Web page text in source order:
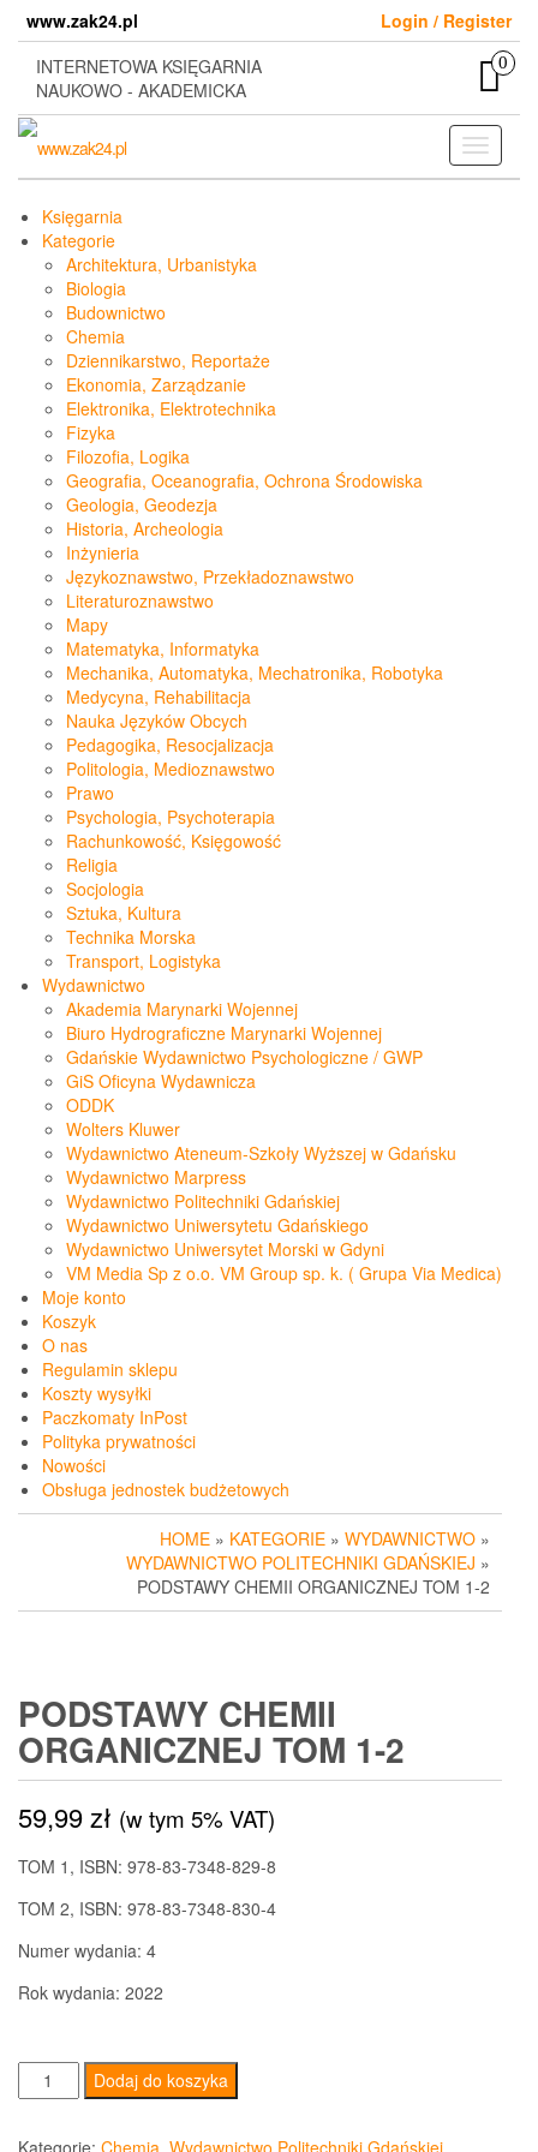
content
www.zak24.pl
Login / Register
INTERNETOWA KSIĘGARNIA
NAUKOWO - AKADEMICKA
0
Toggle
Księgarnia
Kategorie
Architektura, Urbanistyka
Biologia
Budownictwo
Chemia
Dziennikarstwo, Reportaże
Ekonomia, Zarządzanie
Elektronika, Elektrotechnika
Fizyka
Filozofia, Logika
Geografia, Oceanografia, Ochrona Środowiska
Geologia, Geodezja
Historia, Archeologia
Inżynieria
Językoznawstwo, Przekładoznawstwo
Literaturoznawstwo
Mapy
Matematyka, Informatyka
Mechanika, Automatyka, Mechatronika, Robotyka
Medycyna, Rehabilitacja
Nauka Języków Obcych
Pedagogika, Resocjalizacja
Politologia, Medioznawstwo
Prawo
Psychologia, Psychoterapia
Rachunkowość, Księgowość
Religia
Socjologia
Sztuka, Kultura
Technika Morska
Transport, Logistyka
Wydawnictwo
Akademia Marynarki Wojennej
Biuro Hydrograficzne Marynarki Wojennej
Gdańskie Wydawnictwo Psychologiczne / GWP
GiS Oficyna Wydawnicza
ODDK
Wolters Kluwer
Wydawnictwo Ateneum-Szkoły Wyższej w Gdańsku
Wydawnictwo Marpress
Wydawnictwo Politechniki Gdańskiej
Wydawnictwo Uniwersytetu Gdańskiego
Wydawnictwo Uniwersytet Morski w Gdyni
VM Media Sp z o.o. VM Group sp. k. ( Grupa Via Medica)
Moje konto
Koszyk
O nas
Regulamin sklepu
Koszty wysyłki
Paczkomaty InPost
Polityka prywatności
Nowości
Obsługa jednostek budżetowych
HOME » KATEGORIE » WYDAWNICTWO »
WYDAWNICTWO POLITECHNIKI GDAŃSKIEJ »
PODSTAWY CHEMII ORGANICZNEJ TOM 1-2
PODSTAWY CHEMII
ORGANICZNEJ TOM 1-2
59,99zł (w tym 5% VAT)
TOM 1, ISBN: 978-83-7348-829-8
TOM 2, ISBN: 978-83-7348-830-4
Numer wydania: 4
Rok wydania: 2022
ilość
Podstawy
chemii
Dodaj do koszyka